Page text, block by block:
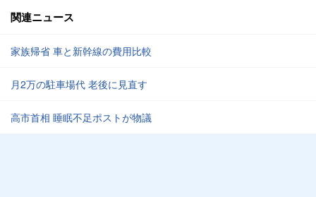
関連ニュース
家族帰省 車と新幹線の費用比較
月2万の駐車場代 老後に見直す
高市首相 睡眠不足ポストが物議